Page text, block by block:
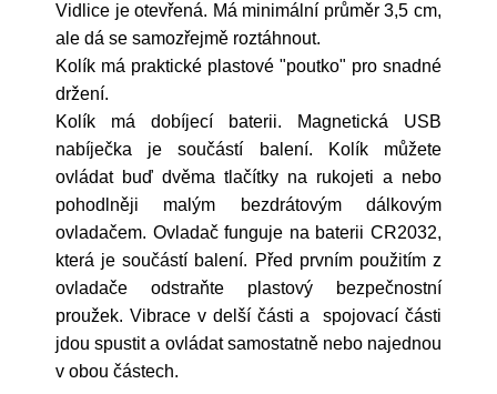
Vidlice je otevřená. Má minimální průměr 3,5 cm,
ale dá se samozřejmě roztáhnout.
Kolík má praktické plastové "poutko" pro snadné
držení.
Kolík má dobíjecí baterii. Magnetická USB
nabíječka je součástí balení. Kolík můžete
ovládat buď dvěma tlačítky na rukojeti a nebo
pohodlněji malým bezdrátovým dálkovým
ovladačem. Ovladač funguje na baterii CR2032,
která je součástí balení. Před prvním použitím z
ovladače odstraňte plastový bezpečnostní
proužek. Vibrace v delší části a spojovací části
jdou spustit a ovládat samostatně nebo najednou
v obou částech.